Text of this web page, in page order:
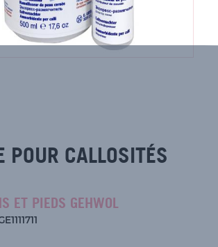
POUR CALLOSITÉS
ET PIEDS GEHWOL